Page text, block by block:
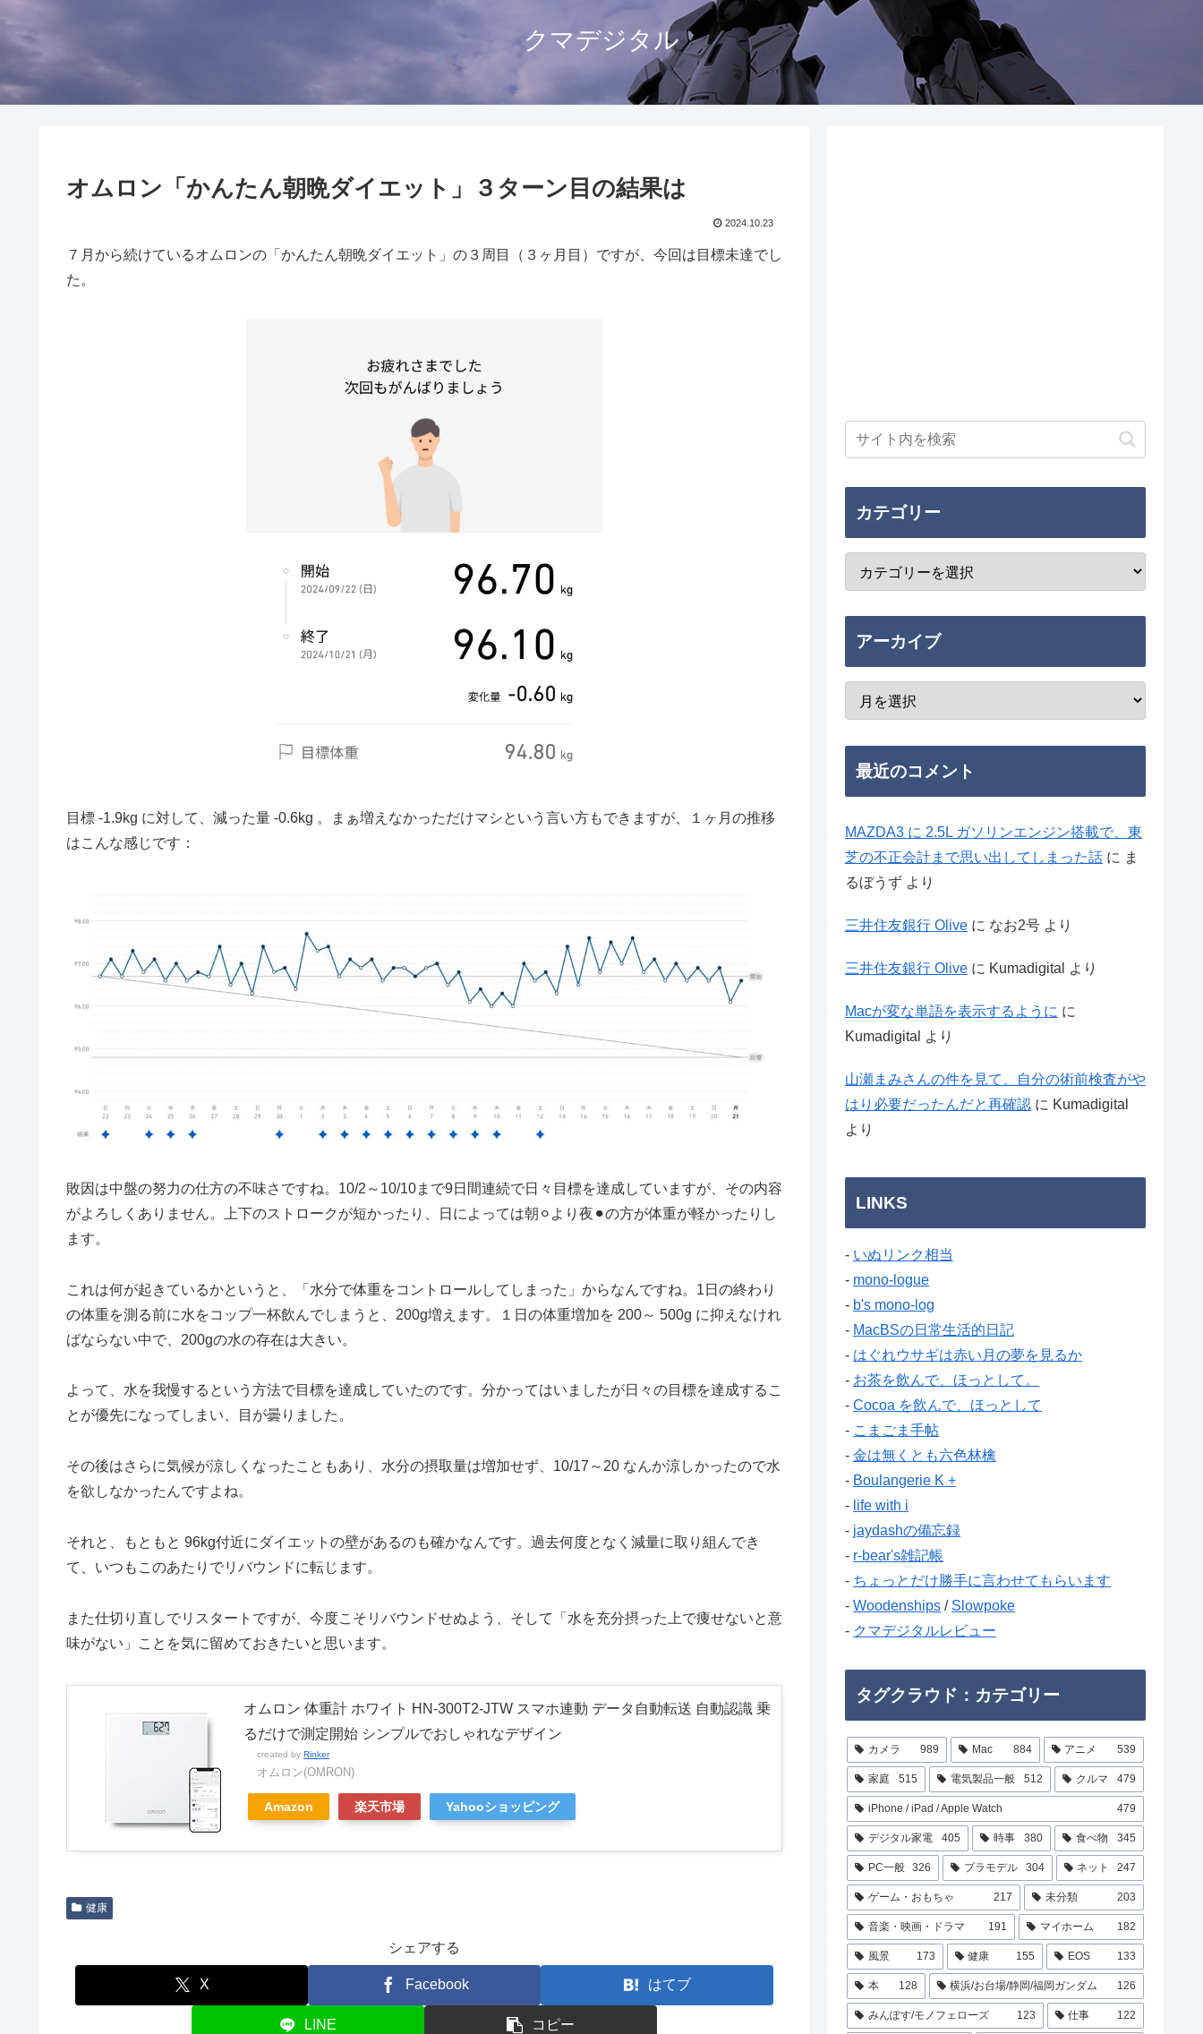
クマデジタル
オムロン「かんたん朝晩ダイエット」３ターン目の結果は
2024.10.23
７月から続けているオムロンの「かんたん朝晩ダイエット」の３周目（３ヶ月目）ですが、今回は目標未達でし
た。
目標 -1.9kg に対して、減った量 -0.6kg 。まぁ増えなかっただけマシという言い方もできますが、１ヶ月の推移
はこんな感じです：
敗因は中盤の努力の仕方の不味さですね。10/2～10/10まで9日間連続で日々目標を達成していますが、その内容
がよろしくありません。上下のストロークが短かったり、日によっては朝⚪︎より夜⚫︎の方が体重が軽かったりし
ます。
これは何が起きているかというと、「水分で体重をコントロールしてしまった」からなんですね。1日の終わり
の体重を測る前に水をコップ一杯飲んでしまうと、200g増えます。１日の体重増加を 200～ 500g に抑えなけれ
ばならない中で、200gの水の存在は大きい。
よって、水を我慢するという方法で目標を達成していたのです。分かってはいましたが日々の目標を達成するこ
とが優先になってしまい、目が曇りました。
その後はさらに気候が涼しくなったこともあり、水分の摂取量は増加せず、10/17～20 なんか涼しかったので水
を欲しなかったんですよね。
それと、もともと 96kg付近にダイエットの壁があるのも確かなんです。過去何度となく減量に取り組んでき
て、いつもこのあたりでリバウンドに転じます。
また仕切り直しでリスタートですが、今度こそリバウンドせぬよう、そして「水を充分摂った上で痩せないと意
味がない」ことを気に留めておきたいと思います。
オムロン 体重計 ホワイト HN-300T2-JTW スマホ連動 データ自動転送 自動認識 乗
るだけで測定開始 シンプルでおしゃれなデザイン
created by Rinker
オムロン(OMRON)
Amazon 楽天市場 Yahooショッピング
健康
シェアする
X Facebook はてブ
LINE コピー
カテゴリー
アーカイブ
最近のコメント
MAZDA3 に 2.5L ガソリンエンジン搭載で、東
芝の不正会計まで思い出してしまった話 に ま
るぼうず より
三井住友銀行 Olive に なお2号 より
三井住友銀行 Olive に Kumadigital より
Macが変な単語を表示するように に
Kumadigital
より
山瀬まみさんの件を見て、自分の術前検査がや
はり必要だったんだと再確認 に Kumadigital
より
LINKS
- いぬリンク相当
- mono-logue
- b's mono-log
- MacBSの日常生活的日記
- はぐれウサギは赤い月の夢を見るか
- お茶を飲んで、ほっとして。
- Cocoa を飲んで、ほっとして
- こまごま手帖
- 金は無くとも六色林檎
- Boulangerie K +
- life with i
- jaydashの備忘録
- r-bear's雑記帳
- ちょっとだけ勝手に言わせてもらいます
- Woodenships / Slowpoke
- クマデジタルレビュー
タグクラウド：カテゴリー
カメラ 989 Mac 884 アニメ 539
家庭 515 電気製品一般 512 クルマ 479
iPhone / iPad / Apple Watch 479
デジタル家電 405 時事 380 食べ物 345
PC一般 326 プラモデル 304 ネット 247
ゲーム・おもちゃ 217 未分類 203
音楽・映画・ドラマ 191 マイホーム 182
風景 173 健康 155 EOS 133
本 128 横浜/お台場/静岡/福岡ガンダム 126
みんぽす/モノフェローズ 123 仕事 122